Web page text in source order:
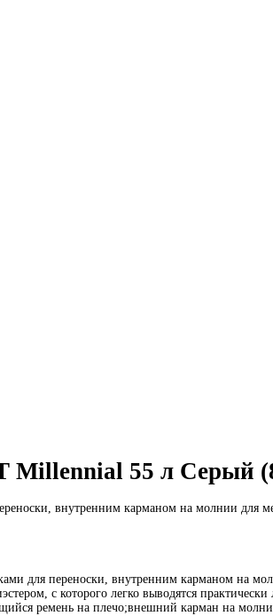
Millennial 55 л Серый
внутренним карманом на молнии
для переноски, внутренним карманом на
с которого легко выводятся
ремень на плечо;внешний карман на